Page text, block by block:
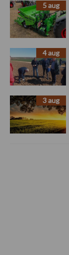
5 aug
4 aug
3 aug